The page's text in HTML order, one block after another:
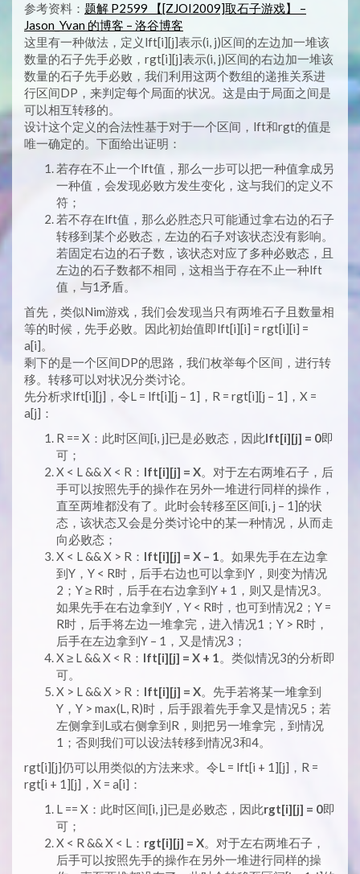
参考资料： 题解 P2599 【[ZJOI2009]取石子游戏】 –
Jason_Yvan 的博客 – 洛谷博客
这里有一种做法，定义lft[i][j]表示(i, j)区间的左边加一堆该
数量的石子先手必败，rgt[i][j]表示(i, j)区间的右边加一堆该
数量的石子先手必败，我们利用这两个数组的递推关系进
行区间DP，来判定每个局面的状况。这是由于局面之间是
可以相互转移的。
设计这个定义的合法性基于对于一个区间，lft和rgt的值是
唯一确定的。下面给出证明：
若存在不止一个lft值，那么一步可以把一种值拿成另
一种值，会发现必败方发生变化，这与我们的定义不
符；
若不存在lft值，那么必胜态只可能通过拿右边的石子
转移到某个必败态，左边的石子对该状态没有影响。
若固定右边的石子数，该状态对应了多种必败态，且
左边的石子数都不相同，这相当于存在不止一种lft
值，与1矛盾。
首先，类似Nim游戏，我们会发现当只有两堆石子且数量相
等的时候，先手必败。因此初始值即lft[i][i] = rgt[i][i] =
a[i]。
剩下的是一个区间DP的思路，我们枚举每个区间，进行转
移。转移可以对状况分类讨论。
先分析求lft[i][j]，令L = lft[i][j – 1]，R = rgt[i][j – 1]，X =
a[j]：
R == X：此时区间[i, j]已是必败态，因此lft[i][j] = 0即
可；
X < L && X < R： lft[i][j] = X。对于左右两堆石子，后
手可以按照先手的操作在另外一堆进行同样的操作，
直至两堆都没有了。此时会转移至区间[i, j – 1]的状
态，该状态又会是分类讨论中的某一种情况，从而走
向必败态；
X < L && X > R： lft[i][j] = X – 1。如果先手在左边拿
到Y，Y < R时，后手右边也可以拿到Y，则变为情况
2；Y ≥ R时，后手在右边拿到Y + 1，则又是情况3。
如果先手在右边拿到Y，Y < R时，也可到情况2；Y =
R时，后手将左边一堆拿完，进入情况1；Y > R时，
后手在左边拿到Y – 1，又是情况3；
X ≥ L && X < R： lft[i][j] = X + 1。类似情况3的分析即
可。
X > L && X > R： lft[i][j] = X。先手若将某一堆拿到
Y，Y > max(L, R)时，后手跟着先手拿又是情况5；若
左侧拿到L或右侧拿到R，则把另一堆拿完，到情况
1；否则我们可以设法转移到情况3和4。
rgt[i][j]仍可以用类似的方法来求。令L = lft[i + 1][j]，R =
rgt[i + 1][j]，X = a[i]：
L == X：此时区间[i, j]已是必败态，因此rgt[i][j] = 0即
可；
X < R && X < L： rgt[i][j] = X。对于左右两堆石子，
后手可以按照先手的操作在另外一堆进行同样的操